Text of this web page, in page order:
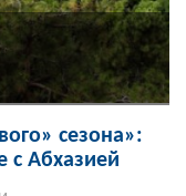
сезона»:
с Абхазией